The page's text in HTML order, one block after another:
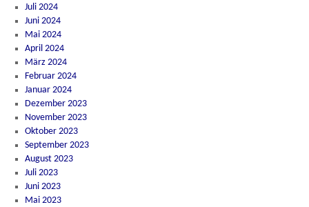
Juli 2024
Juni 2024
Mai 2024
April 2024
März 2024
Februar 2024
Januar 2024
Dezember 2023
November 2023
Oktober 2023
September 2023
August 2023
Juli 2023
Juni 2023
Mai 2023